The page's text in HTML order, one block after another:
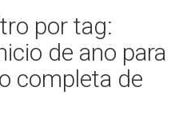
por tag:
de ano para
completa de